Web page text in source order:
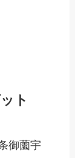
ト
御薗宇